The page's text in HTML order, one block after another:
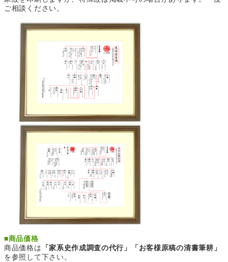
ご相談ください。
■商品価格
商品価格は 「家系史作成調査の代行」「お客様原稿の清書筆耕」
を参照して下さい。